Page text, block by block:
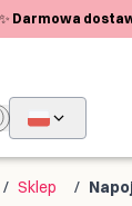
✨ Darmowa
/ Sklep /